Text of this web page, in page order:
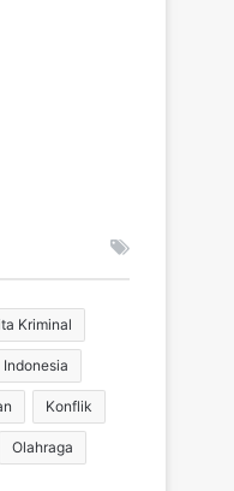
Kriminal
Indonesia
Konflik
Olahraga